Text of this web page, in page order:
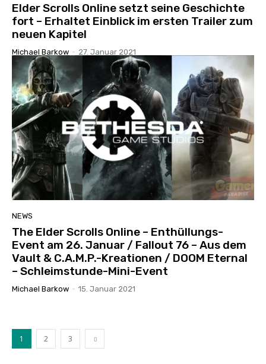
Elder Scrolls Online setzt seine Geschichte
fort – Erhaltet Einblick im ersten Trailer zum
neuen Kapitel
Michael Barkow - 27. Januar 2021
NEWS
The Elder Scrolls Online – Enthüllungs-
Event am 26. Januar / Fallout 76 – Aus dem
Vault & C.A.M.P.-Kreationen / DOOM Eternal
– Schleimstunde-Mini-Event
Michael Barkow - 15. Januar 2021
1 2 3